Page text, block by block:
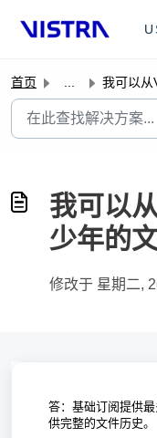
首页 我可以从Vistra
我可以
少年的文
修改于 星期二,
答：基础订阅提供
供完整的文件历史。